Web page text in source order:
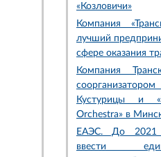
«Козловичи»
Компания
лучший
сфере оказания
Компания
Кустурицы и
Orchestra» в
ЕАЭС. До 2021
ввести